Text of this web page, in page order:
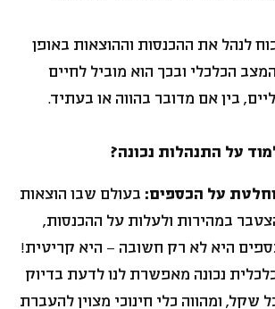
לנהל את ההכנסות וההוצאות באופן
הכלכלי ובכך הוא מוביל לחיים
בין אם מדובר בהווה או בעתיד.
על התנהלות נכונה?
על הכספים: בעולם שבו הוצאות
במהירות ולעלות על ההכנסות,
היא לא רק חשובה – היא קריטית!
נכונה מאפשרת לנו לדעת בדיוק
שקל, ומהווה כלי חינוכי מצוין להעברת